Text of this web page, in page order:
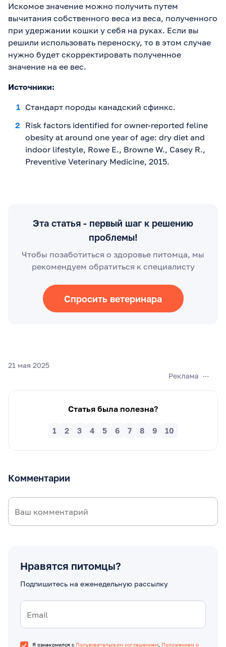
Искомое значение можно получить путем
вычитания собственного веса из веса, полученного
при удержании кошки у себя на руках. Если вы
решили использовать переноску, то в этом случае
нужно будет скорректировать полученное
значение на ее вес.
Источники:
Стандарт породы канадский сфинкс.
Risk factors identified for owner-reported feline
obesity at around one year of age: dry diet and
indoor lifestyle, Rowe E., Browne W., Casey R.,
Preventive Veterinary Medicine, 2015.
Эта статья - первый шаг к решению
проблемы!
Чтобы позаботиться о здоровье питомца, мы
рекомендуем обратиться к специалисту
Спросить ветеринара
21 мая 2025
Статья была полезна?
10
9
8
7
6
5
4
3
2
1
Комментарии
Нравятся питомцы?
Подпишитесь на еженедельную рассылку
Я ознакомился с Пользовательским соглашением, Положением о